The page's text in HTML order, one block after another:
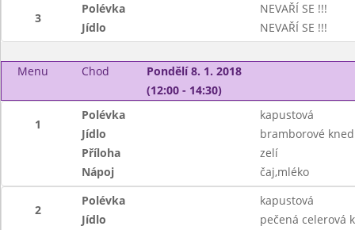
3
Polévka
NEVAŘÍ SE !!!
Jídlo
NEVAŘÍ SE !!!
Menu Chod
Pondělí 8. 1. 2018
(12:00 - 14:30)
1
Polévka
kapustová
Jídlo
bramborové
Příloha
zelí
Nápoj
čaj,mléko
2
Polévka
kapustová
Jídlo
pečená celerová